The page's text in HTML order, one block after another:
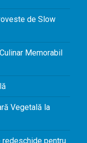
de Slow
Memorabil
Vegetală la
redeschide pentru